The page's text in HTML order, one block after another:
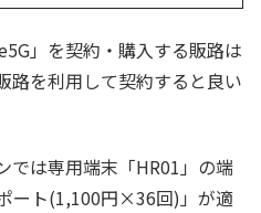
」を契約・購入する販路は
路を利用して契約すると良い
では専用端末「HR01」の端
ート(1,100円×36回)」が適